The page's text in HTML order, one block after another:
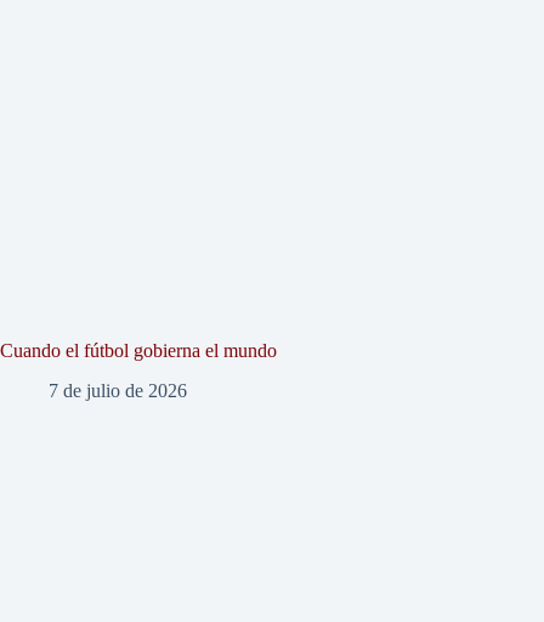
Cuando el fútbol gobierna el mundo
7 de julio de 2026